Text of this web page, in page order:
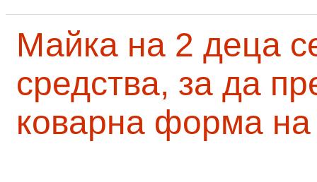
Майка на 2 деца
средства, за да
коварна форма на